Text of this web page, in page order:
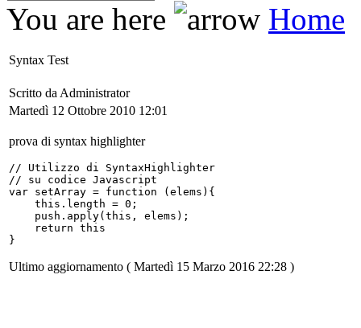
You are here
Home
Syntax Test
Scritto da Administrator
Martedì 12 Ottobre 2010 12:01
prova di syntax highlighter
// Utilizzo di SyntaxHighlighter
// su codice Javascript
var setArray = function (elems){
    this.length = 0;
    push.apply(this, elems);
    return this
Ultimo aggiornamento ( Martedì 15 Marzo 2016 22:28 )